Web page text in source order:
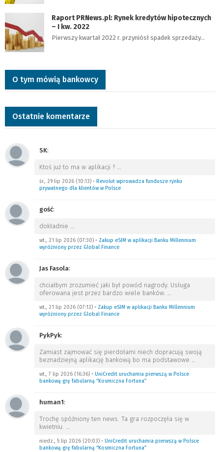
Raport PRNews.pl: Rynek kredytów hipotecznych
– I kw. 2022
Pierwszy kwartał 2022 r. przyniósł spadek sprzedaży…
O tym mówią bankowcy
Ostatnie komentarze
SK:
Ktoś już to ma w aplikacji ? …
śr., 29 lip 2026 (10:13) • Revolut wprowadza fundusze rynku
prywatnego dla klientów w Polsce
gość:
dokładnie …
wt., 21 lip 2026 (07:30) • Zakup eSIM w aplikacji Banku Millennium
wyróżniony przez Global Finance
Jas Fasola:
chciałbym zrozumieć jaki był powód nagrody. Usługa
oferowana jest przez bardzo wiele banków. …
wt., 21 lip 2026 (07:12) • Zakup eSIM w aplikacji Banku Millennium
wyróżniony przez Global Finance
PykPyk:
Zamiast zajmować się pierdołami niech dopracują swoją
beznadziejną aplikację bankową bo ma podstawowe …
wt., 7 lip 2026 (16:36) • UniCredit uruchamia pierwszą w Polsce
bankową grę fabularną “Kosmiczna Fortuna”
human1:
Trochę spóźniony ten news. Ta gra rozpoczęła się w
kwietniu. …
niedz., 5 lip 2026 (20:03) • UniCredit uruchamia pierwszą w Polsce
bankową grę fabularną “Kosmiczna Fortuna”